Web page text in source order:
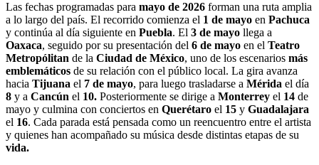
Las fechas programadas para mayo de 2026 forman una ruta amplia
a lo largo del país. El recorrido comienza el 1 de mayo en Pachuca
y continúa al día siguiente en Puebla. El 3 de mayo llega a
Oaxaca, seguido por su presentación del 6 de mayo en el Teatro
Metropólitan de la Ciudad de México, uno de los escenarios más
emblemáticos de su relación con el público local. La gira avanza
hacia Tijuana el 7 de mayo, para luego trasladarse a Mérida el día
8 y a Cancún el 10. Posteriormente se dirige a Monterrey el 14 de
mayo y culmina con conciertos en Querétaro el 15 y Guadalajara
el 16. Cada parada está pensada como un reencuentro entre el artista
y quienes han acompañado su música desde distintas etapas de su
vida.